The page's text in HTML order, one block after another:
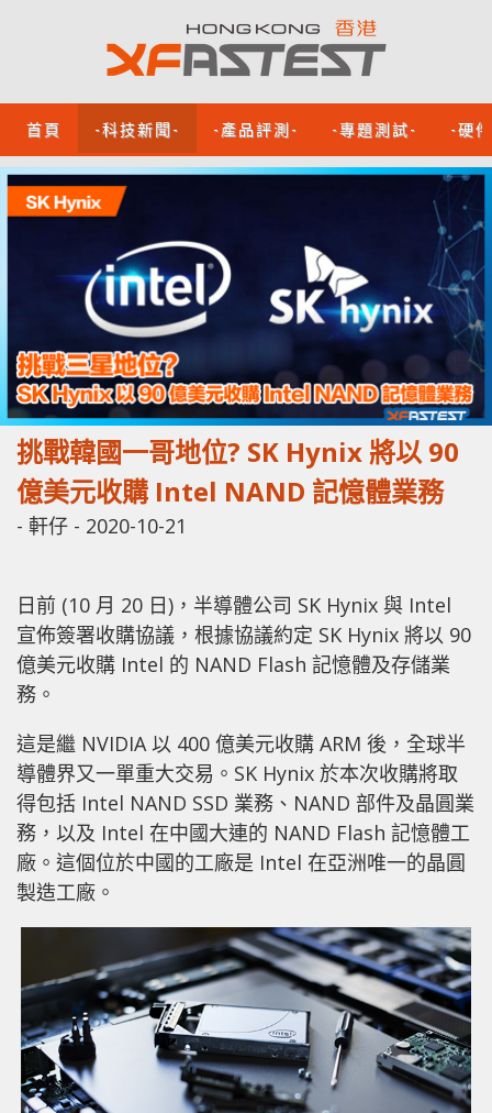
首頁 -科技新聞- -產品評測- -專題測試- -硬
挑戰韓國一哥地位? SK Hynix 將以 90
億美元收購 Intel NAND 記憶體業務
- 軒仔 - 2020-10-21
日前 (10 月 20 日)，半導體公司 SK Hynix 與 Intel
宣佈簽署收購協議，根據協議約定 SK Hynix 將以 90
億美元收購 Intel 的 NAND Flash 記憶體及存儲業
務。
這是繼 NVIDIA 以 400 億美元收購 ARM 後，全球半
導體界又一單重大交易。SK Hynix 於本次收購將取
得包括 Intel NAND SSD 業務、NAND 部件及晶圓業
務，以及 Intel 在中國大連的 NAND Flash 記憶體工
廠。這個位於中國的工廠是 Intel 在亞洲唯一的晶圓
製造工廠。